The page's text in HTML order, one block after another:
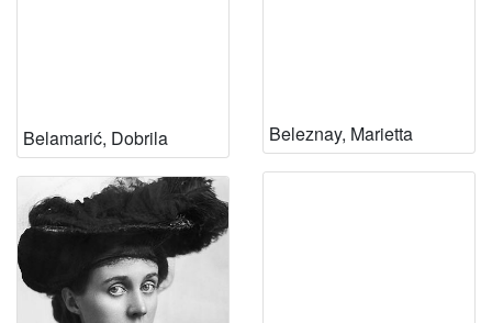
Belamarić, Dobrila Beleznay, Marietta